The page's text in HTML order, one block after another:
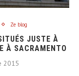
Ze blog
JUSTE À
À SACRAMENTO
2015